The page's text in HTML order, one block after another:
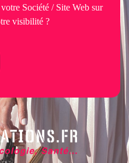
Société / Site Web sur
visibilité ?